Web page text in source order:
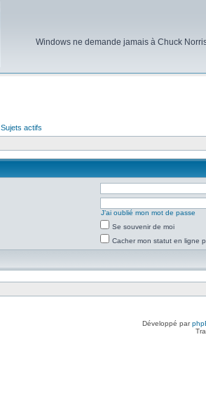
Windows ne demande jamais à Chuck
Sujets actifs
J’ai oublié mon mot de passe
Se souvenir de moi
Cacher mon statut en ligne
Développé par